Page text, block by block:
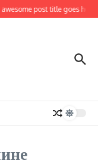
post title goes here